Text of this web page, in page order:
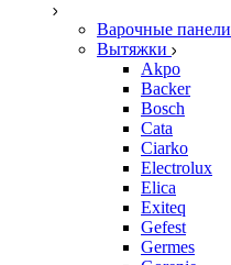
Варочные панели
Вытяжки
Akpo
Backer
Bosch
Cata
Ciarko
Electrolux
Elica
Exiteq
Gefest
Germes